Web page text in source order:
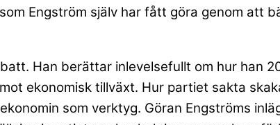
Engström själv har fått göra genom att
Han berättar inlevelsefullt om hur han
ekonomisk tillväxt. Hur partiet sakta
som verktyg. Göran Engströms